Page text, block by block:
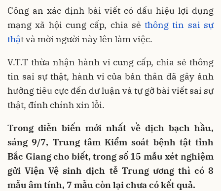
Công an xác định bài viết có dấu hiệu lợi dụng
mạng xã hội cung cấp, chia sẻthông tin sai sự
thật và mời người này lên làm việc.
V.T.T thừa nhận hành vi cung cấp, chia sẻ thông
tin sai sự thật, hành vi của bản thân đã gây ảnh
hưởng tiêu cực đến dư luận và tự gỡ bài viết sai sự
thật, đính chính xin lỗi.
Trong diễn biến mới nhất về dịch bạch hầu,
sáng 9/7, Trung tâm Kiểm soát bệnh tật tỉnh
Bắc Giang cho biết, trong số 15 mẫu xét nghiệm
gửi Viện Vệ sinh dịch tễ Trung ương thì có 8
mẫu âm tính, 7 mẫu còn lại chưa có kết quả.